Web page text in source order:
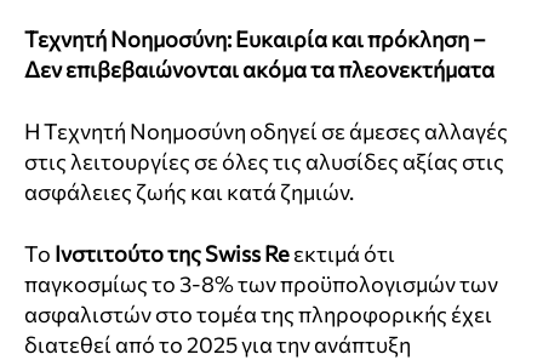
Τεχνητή Νοημοσύνη: Ευκαιρία και πρόκληση –
Δεν επιβεβαιώνονται ακόμα τα πλεονεκτήματα
Η Τεχνητή Νοημοσύνη οδηγεί σε άμεσες αλλαγές
στις λειτουργίες σε όλες τις αλυσίδες αξίας στις
ασφάλειες ζωής και κατά ζημιών.
Το Ινστιτούτο τηςSwissReεκτιμά ότι
παγκοσμίως το 3-8% των προϋπολογισμών των
ασφαλιστών στο τομέα της πληροφορικής έχει
διατεθεί από το 2025 για την ανάπτυξη